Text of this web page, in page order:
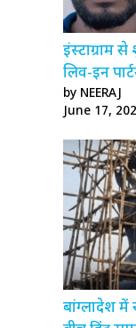
इंस्टाग्राम
लिव-इन
by NEERAJ
June 17,
बांग्लादेश में